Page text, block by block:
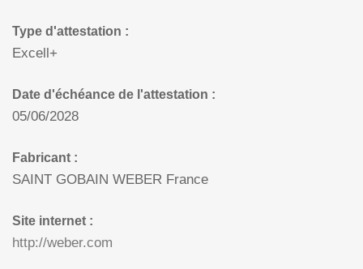
Type d'attestation :
Excell+
Date d'échéance de l'attestation :
05/06/2028
Fabricant :
SAINT GOBAIN WEBER France
Site internet :
http://weber.com